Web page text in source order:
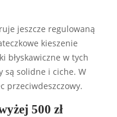
jeszcze regulowaną
kieszenie
błyskawiczne w tych
są solidne i ciche. W
przeciwdeszczowy.
500 zł